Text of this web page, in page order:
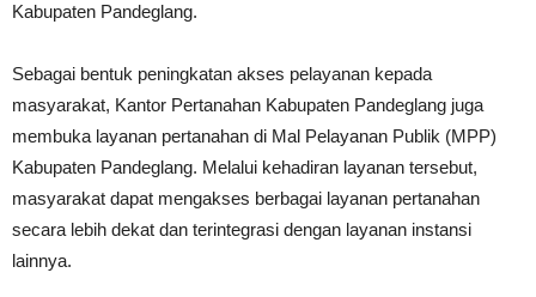
Kabupaten Pandeglang.
Sebagai bentuk peningkatan akses pelayanan kepada
masyarakat, Kantor Pertanahan Kabupaten Pandeglang juga
membuka layanan pertanahan di Mal Pelayanan Publik (MPP)
Kabupaten Pandeglang. Melalui kehadiran layanan tersebut,
masyarakat dapat mengakses berbagai layanan pertanahan
secara lebih dekat dan terintegrasi dengan layanan instansi
lainnya.